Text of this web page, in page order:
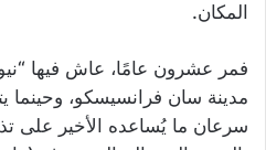
المكان.
فمر عشرون عامًا، عاش فيها
مدينة سان فرانسيسكو، وحينما
سرعان ما يُساعده الأخير على